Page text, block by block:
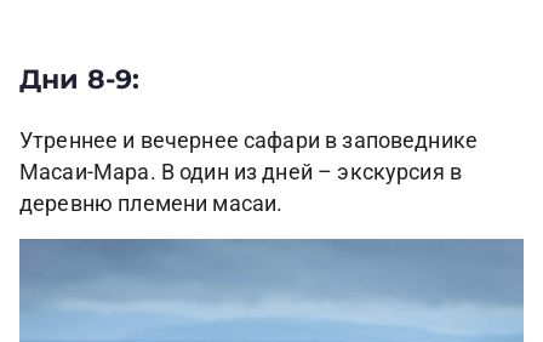
Дни 8-9:
Утреннее и вечернее сафари в заповеднике
Масаи-Мара. В один из дней – экскурсия в
деревню племени масаи.